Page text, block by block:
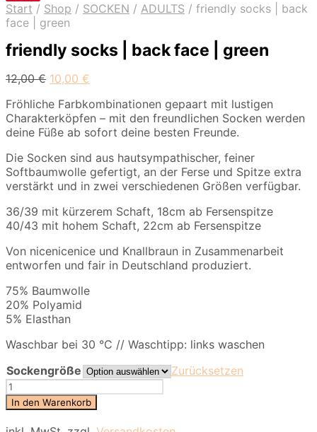
Start / Shop / SOCKEN / ADULTS / friendly socks | back
face | green
friendly socks | back face | green
12,00€ 10,00 €
Fröhliche Farbkombinationen gepaart mit lustigen
Charakterköpfen – mit den freundlichen Socken werden
deine Füße ab sofort deine besten Freunde.
Die Socken sind aus hautsympathischer, feiner
Softbaumwolle gefertigt, an der Ferse und Spitze extra
verstärkt und in zwei verschiedenen Größen verfügbar.
36/39 mit kürzerem Schaft, 18cm ab Fersenspitze
40/43 mit hohem Schaft, 22cm ab Fersenspitze
Von nicenicenice und Knallbraun in Zusammenarbeit
entworfen und fair in Deutschland produziert.
75% Baumwolle
20% Polyamid
5% Elasthan
Waschbar bei 30 °C // Waschtipp: links waschen
Sockengröße
Zurücksetzen
friendly
socks
|
back
In den Warenkorb